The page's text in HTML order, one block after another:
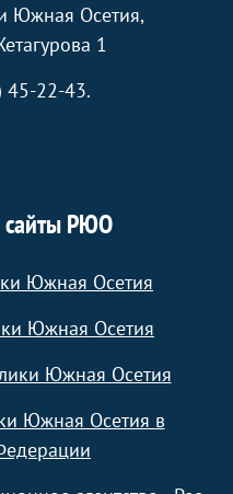
Южная Осетия,
1
45-22-43.
РЮО
Южная Осетия
Южная Осетия
Южная Осетия
Южная Осетия в